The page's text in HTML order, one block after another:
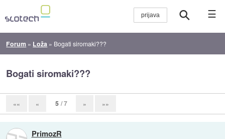
☰
Forum » Loža » Bogati siromaki???
Bogati siromaki???
«« « 5 / 7 » »»
PrimozR